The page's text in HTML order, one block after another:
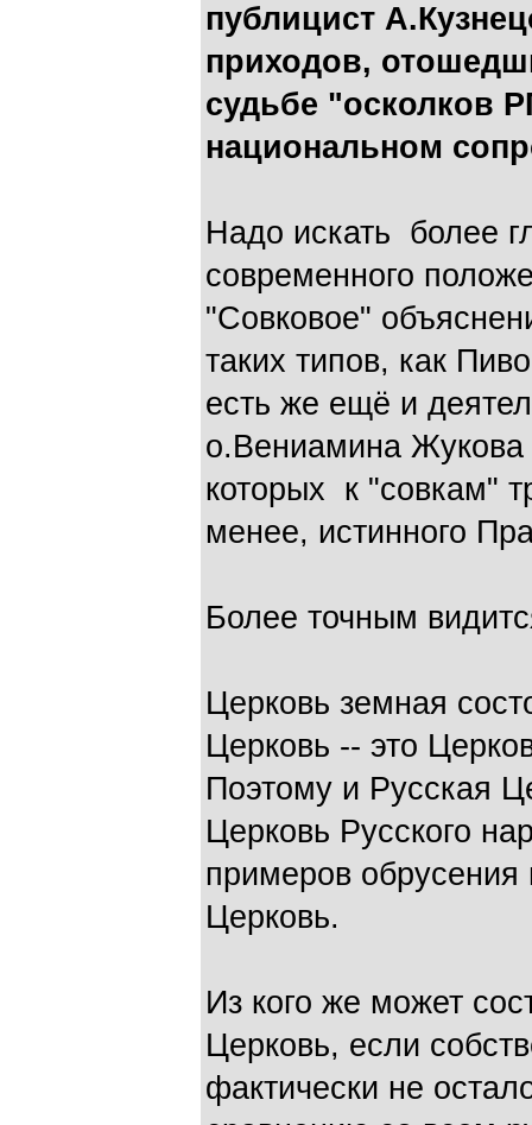
публицист
приходов,
судьбе "осколков
национальном
Надо искать более
современного
"Совковое"
таких типов, как
есть же ещё и
о.Вениамина
которых к "совкам"
менее, истинного
Более точным
Церковь земная
Церковь -- это
Поэтому и Русская
Церковь Русского
примеров
Церковь.
Из кого же может
Церковь, если
фактически не